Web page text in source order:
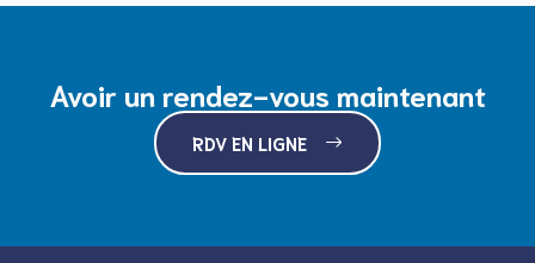
Avoir un rendez-vous maintenant
RDV EN LIGNE